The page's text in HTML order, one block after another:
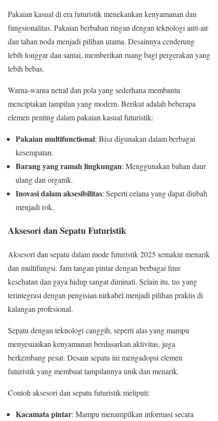
Pakaian kasual di era futuristik menekankan kenyamanan dan
fungsionalitas. Pakaian berbahan ringan dengan teknologi anti-air
dan tahan noda menjadi pilihan utama. Desainnya cenderung
lebih longgar dan santai, memberikan ruang bagi pergerakan yang
lebih bebas.
Warna-warna netral dan pola yang sederhana membantu
menciptakan tampilan yang modern. Berikut adalah beberapa
elemen penting dalam pakaian kasual futuristik:
Pakaian multifunctional: Bisa digunakan dalam berbagai
kesempatan.
Barang yang ramah lingkungan: Menggunakan bahan daur
ulang dan organik.
Inovasi dalam aksesibilitas: Seperti celana yang dapat diubah
menjadi rok.
Aksesori dan Sepatu Futuristik
Aksesori dan sepatu dalam mode futuristik 2025 semakin menarik
dan multifungsi. Jam tangan pintar dengan berbagai fitur
kesehatan dan gaya hidup sangat diminati. Selain itu, tas yang
terintegrasi dengan pengisian nirkabel menjadi pilihan praktis di
kalangan profesional.
Sepatu dengan teknologi canggih, seperti alas yang mampu
menyesuaikan kenyamanan berdasarkan aktivitas, juga
berkembang pesat. Desain sepatu ini mengadopsi elemen
futuristik yang membuat tampilannya unik dan menarik.
Contoh aksesori dan sepatu futuristik meliputi:
Kacamata pintar: Mampu menampilkan informasi secara